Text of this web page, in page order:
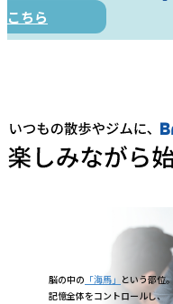
こちら
脳の中の 「海馬」 という部位。
記憶全体をコントロールし、